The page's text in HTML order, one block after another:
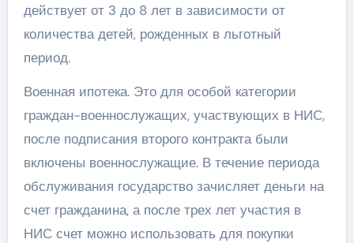
действует от 3 до 8 лет в зависимости от
количества детей, рожденных в льготный
период.
Военная ипотека. Это для особой категории
граждан-военнослужащих, участвующих в НИС,
после подписания второго контракта были
включены военнослужащие. В течение периода
обслуживания государство зачисляет деньги на
счет гражданина, а после трех лет участия в
НИС счет можно использовать для покупки